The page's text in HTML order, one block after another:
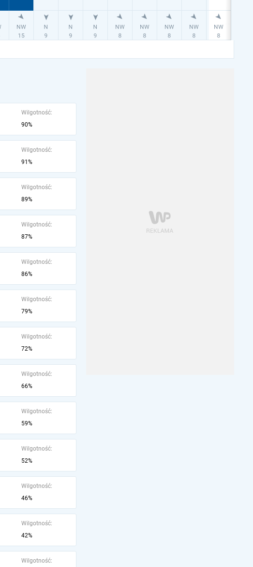
Wilgotność:
90%
Wilgotność:
91%
Wilgotność:
89%
Wilgotność:
87%
Wilgotność:
86%
Wilgotność:
79%
Wilgotność:
72%
Wilgotność:
66%
Wilgotność:
59%
Wilgotność:
52%
Wilgotność:
46%
Wilgotność:
42%
Wilgotność: